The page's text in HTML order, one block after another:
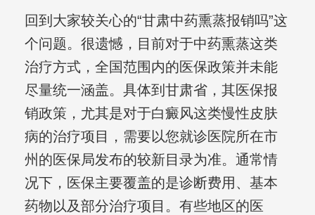
回到大家较关心的“甘肃中药熏蒸报销吗”这
个问题。很遗憾，目前对于中药熏蒸这类
治疗方式，全国范围内的医保政策并未能
尽量统一涵盖。具体到甘肃省，其医保报
销政策，尤其是对于白癜风这类慢性皮肤
病的治疗项目，需要以您就诊医院所在市
州的医保局发布的较新目录为准。通常情
况下，医保主要覆盖的是诊断费用、基本
药物以及部分治疗项目。有些地区的医